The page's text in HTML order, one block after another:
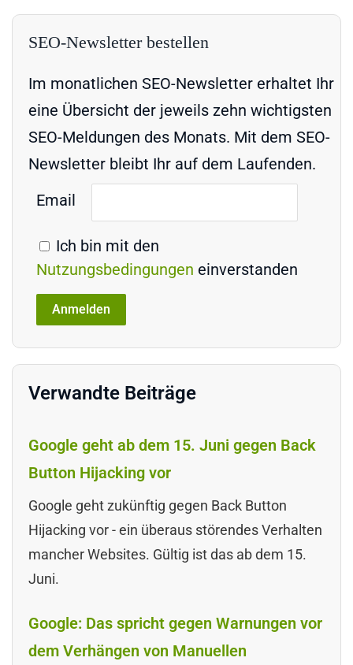
SEO-Newsletter bestellen
Im monatlichen SEO-Newsletter erhaltet Ihr
eine Übersicht der jeweils zehn wichtigsten
SEO-Meldungen des Monats. Mit dem SEO-
Newsletter bleibt Ihr auf dem Laufenden.
Email
Ich bin mit den
Nutzungsbedingungen einverstanden
Verwandte Beiträge
Google geht ab dem 15. Juni gegen Back
Button Hijacking vor
Google geht zukünftig gegen Back Button
Hijacking vor - ein überaus störendes Verhalten
mancher Websites. Gültig ist das ab dem 15.
Juni.
Google: Das spricht gegen Warnungen vor
dem Verhängen von Manuellen